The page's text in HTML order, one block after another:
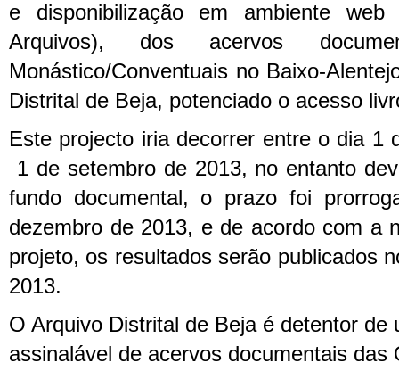
e disponibilização em ambiente
Arquivos), dos acervos
Monástico/Conventuais no Baixo-
Distrital de Beja, potenciado o acesso
Este projecto iria decorrer entre o dia 1
1 de setembro de 2013, no entanto
fundo documental, o prazo foi
dezembro de 2013, e de acordo com a
projeto, os resultados serão publicados
2013.
O Arquivo Distrital de Beja é detentor de
assinalável de acervos documentais das